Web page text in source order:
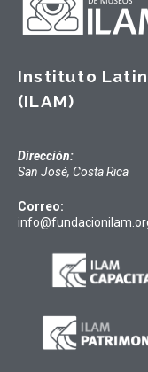
Instituto
(ILAM)
Dirección:
San José, Costa Rica
Correo: